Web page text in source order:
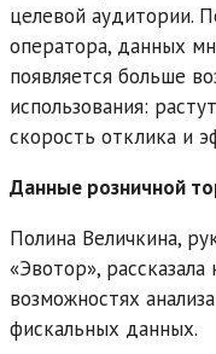
целевой аудитории.
оператора, данных
появляется больше
использования:
скорость отклика и
Данные розничной
Полина Величкина,
«Эвотор»,
возможностях
фискальных данных.